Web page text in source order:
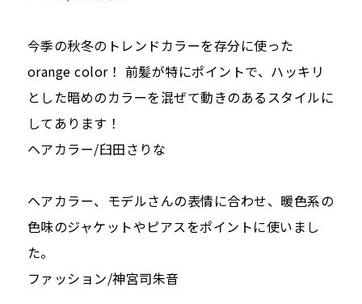
今季の秋冬のトレンドカラーを存分に使った
orange color！ 前髪が特にポイントで、ハッキリ
とした暗めのカラーを混ぜて動きのあるスタイルに
してあります！
ヘアカラー/臼田さりな
ヘアカラー、モデルさんの表情に合わせ、暖色系の
色味のジャケットやピアスをポイントに使いまし
た。
ファッション/神宮司朱音